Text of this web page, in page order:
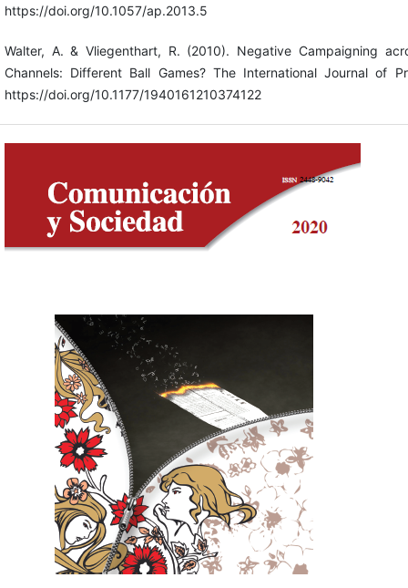
https://doi.org/10.1057/ap.2013.5
Walter, A. & Vliegenthart, R. (2010). Negative Campaigning
Channels: Different Ball Games? The International Journal of
https://doi.org/10.1177/1940161210374122